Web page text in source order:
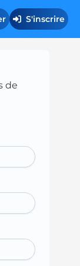
S'inscrire
de